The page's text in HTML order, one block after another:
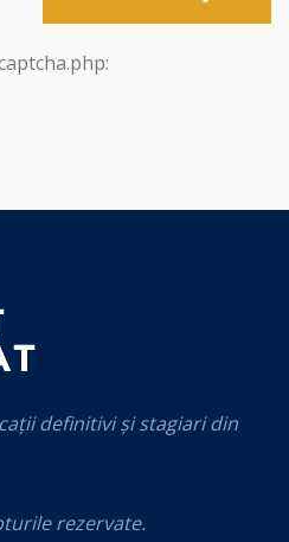
definitivi și stagiari din
rezervate.